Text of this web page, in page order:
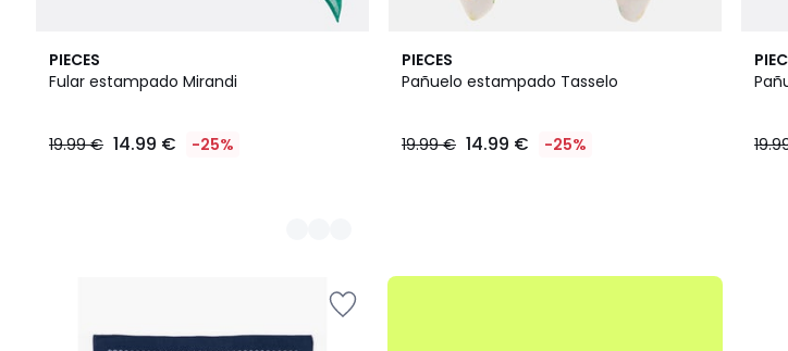
PIECES
Fular estampado Mirandi
€
19.99 € 14.99 € -25%
2
Colores
PIECES
Pañuelo estampado Tasselo
19.99 € 14.99 € -25%
2
.